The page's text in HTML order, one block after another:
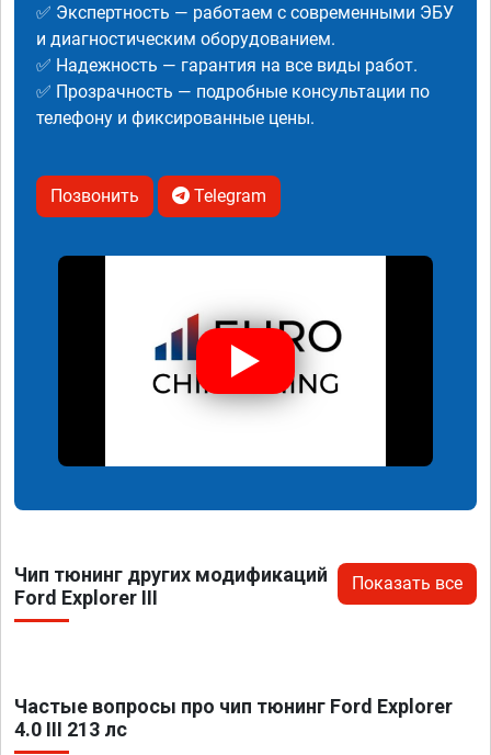
✅ Экспертность — работаем с современными ЭБУ
и диагностическим оборудованием.
✅ Надежность — гарантия на все виды работ.
✅ Прозрачность — подробные консультации по
телефону и фиксированные цены.
Позвонить Telegram
Чип тюнинг других модификаций
Ford Explorer III
Показать все
Частые вопросы про чип тюнинг Ford Explorer
4.0 III 213 лс